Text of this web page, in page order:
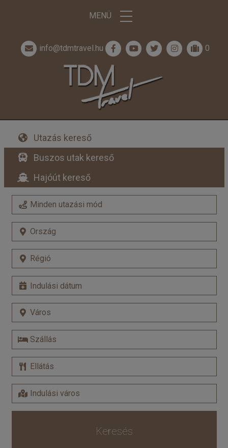
MENÜ
info@tdmtravel.hu 0
Utazás kereső
Buszos utak kereső
Hajóút kereső
Keresés